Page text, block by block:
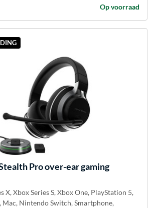
Op voorraad
Pro over-ear gaming
X, Xbox Series S, Xbox One, PlayStation 5,
Mac, Nintendo Switch, Smartphone,